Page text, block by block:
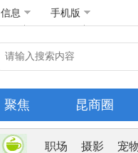
信息 手机版
聚焦 昆商圈
职场 摄影 宠